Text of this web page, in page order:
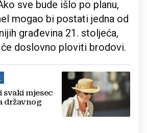
sve bude išlo po planu,
mogao bi postati jedna od
građevina 21. stoljeća,
doslovno ploviti brodovi.
svaki mjesec
državnog